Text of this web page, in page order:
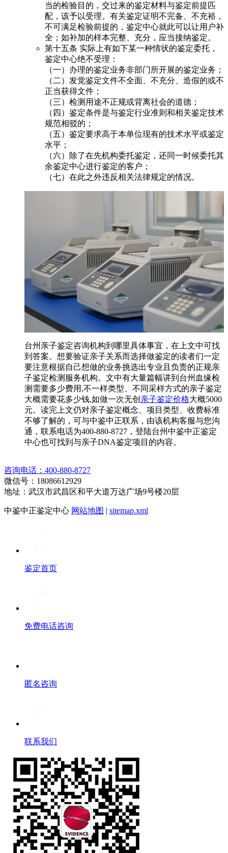
当的检验目的，交过来的鉴定材料与鉴定前提匹
配，该予以受理。有关鉴定证明不完备、不充裕，
不可满足检验前提的，鉴定中心就此可以让用户补
全；如补加的样本完整、充分，应当接纳鉴定。
第十五条 实际上有如下某一种情状的鉴定委托，
鉴定中心绝不受理：
（一）办理的鉴定业务非部门所开展的鉴定业务；
（二）发觉鉴定文件不全面、不充分、造假的或不
正当获得文件；
（三）检测用途不正规或背离社会的道德；
（四）鉴定条件是与鉴定行业准则和相关鉴定技术
规范相驳的；
（五）鉴定要求高于本单位现有的技术水平或鉴定
水平；
（六）除了在先机构委托鉴定，还同一时候委托其
余鉴定中心进行鉴定的客户；
（七）在此之外违反相关法律规定的情况。
台州亲子鉴定咨询机构到哪里具体事宜，在上文中可找
到答案。想要验证亲子关系而选择做鉴定的读者们一定
要注意根据自己想做的业务挑选出专业且负责的正规亲
子鉴定检测服务机构。文中有大量篇幅讲到台州血缘检
测需要多少费用,不一样类型、不同采样方式的亲子鉴定
大概需要花多少钱,如做一次无创 亲子鉴定价格大概5000
元。读完上文仍对亲子鉴定概念、项目类型、收费标准
不够了解的，可与中鉴中正联系，由该机构客服与您沟
通，联系电话为400-880-8727，登陆台州中鉴中正鉴定
中心也可找到与亲子DNA鉴定项目的内容。
咨询电话：400-880-8727
微信号：18086612929
地址：武汉市武昌区和平大道万达广场9号楼20层
中鉴中正鉴定中心 网站地图 | sitemap.xml
鉴定首页
免费电话咨询
匿名咨询
联系我们